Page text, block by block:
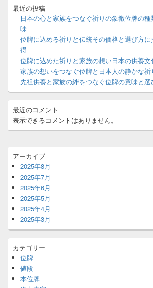
ン
バ最近の投稿
日本の心と家族をつなぐ祈りの象徴位牌の
味
位牌に込める祈りと伝統その価格と選び方
得
位牌に込めた祈りと家族の想い日本の供養文
家族の想いをつなぐ位牌と日本人の静かな
先祖供養と家族の絆をつなぐ位牌の意味と
最近のコメント
表示できるコメントはありません。
アーカイブ
2025年8月
2025年7月
2025年6月
2025年5月
2025年4月
2025年3月
カテゴリー
位牌
値段
本位牌